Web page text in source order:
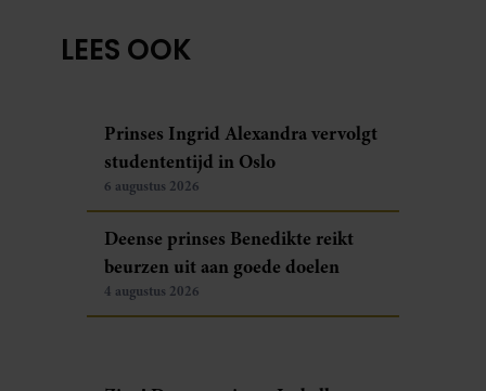
LEES OOK
Prinses Ingrid Alexandra vervolgt
studententijd in Oslo
6 augustus 2026
Deense prinses Benedikte reikt
beurzen uit aan goede doelen
4 augustus 2026